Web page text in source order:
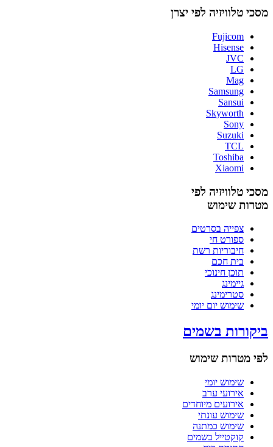
מסכי טלוויזיה לפי יצרן
Fujicom
Hisense
JVC
LG
Mag
Samsung
Sansui
Skyworth
Sony
Suzuki
TCL
Toshiba
Xiaomi
מסכי טלוויזיה לפי
מטרות שימוש
צפייה בסרטים
ספורט חי
חיבוריות רשת
בית חכם
תוכן חינוכי
גיימינג
סטרימינג
שימוש יום יומי
ביקורות בשמים
לפי מטרות שימוש
שימוש יומי
אירועי ערב
אירועים מיוחדים
שימוש עונתי
שימוש כמתנה
קוקטייל בשמים